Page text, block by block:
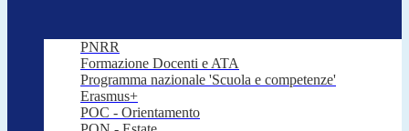
PNRR
Formazione Docenti e ATA
Programma nazionale 'Scuola e competenze'
Erasmus+
POC - Orientamento